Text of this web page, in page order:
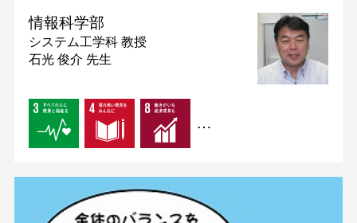
情報科学部
システム工学科 教授
石光 俊介 先生
…